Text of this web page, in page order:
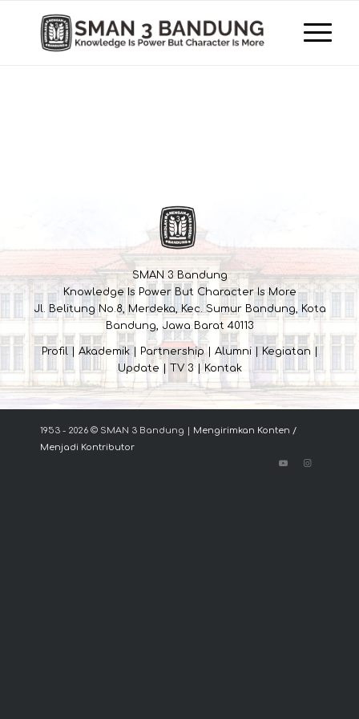
SMAN 3 Bandung
Knowledge Is Power But Character Is More
Jl. Belitung No.8, Merdeka, Kec. Sumur Bandung, Kota
Bandung, Jawa Barat 40113
Profil| Akademik| Partnership| Alumni Kegiatan
Update
TV 3|Kontak
1953 - 2026 © SMAN 3 Bandung | Mengirimkan Konten /
Menjadi Kontributor